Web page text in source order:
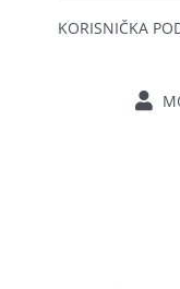
KORISNIČKA